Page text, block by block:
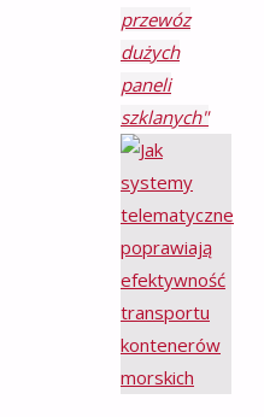
przewóz
dużych
paneli
szklanych"